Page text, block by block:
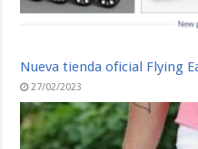
Nueva tienda oficial Flying
27/02/2023